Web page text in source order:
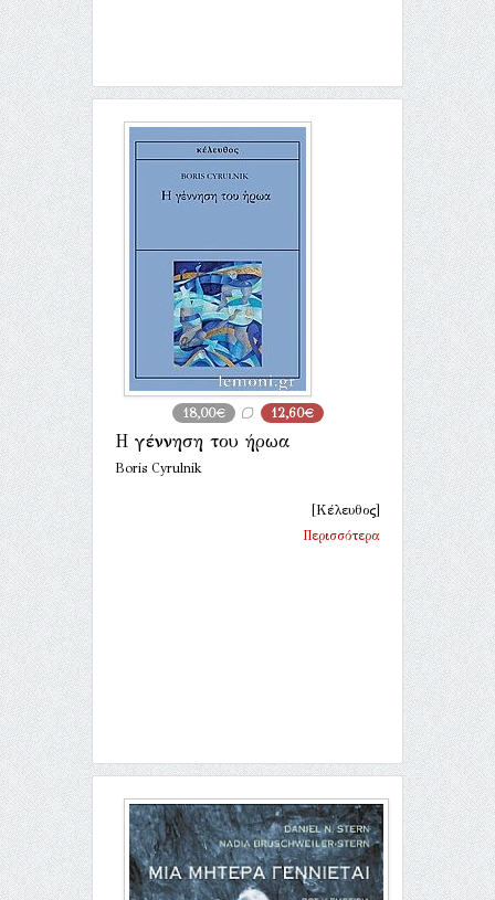
18,00€ 12,60€
Η γέννηση του ήρωα
Boris Cyrulnik
[Κέλευθος]
Περισσότερα